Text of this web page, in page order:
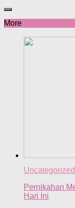
More
Uncategorized
Pernikahan
Hari Ini